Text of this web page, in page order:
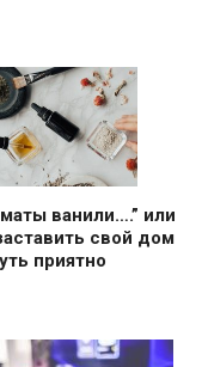
ванили….” или
свой дом
приятно